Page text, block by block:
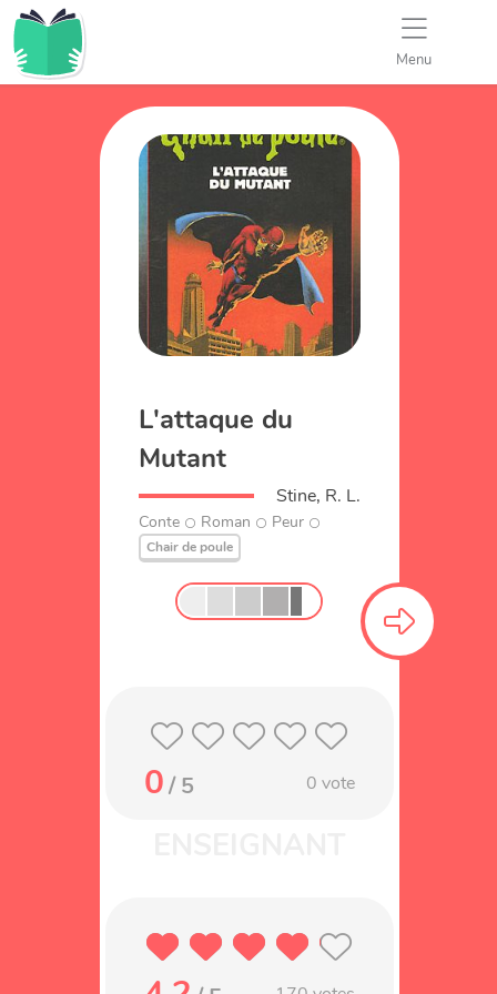
Menu
L'attaque du
Mutant
Stine, R. L.
Conte Roman Peur
Chair de poule
0/ 5 0 vote